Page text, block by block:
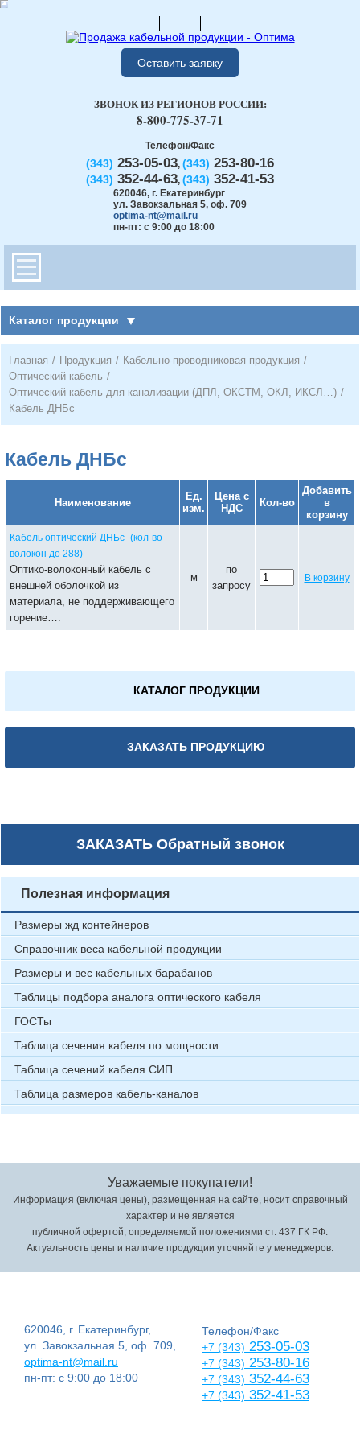
Оставить заявку
Телефон/Факс
(343) 253-05-03, (343) 253-80-16
(343) 352-44-63, (343) 352-41-53
620046, г. Екатеринбург
ул. Завокзальная 5, оф. 709
optima-nt@mail.ru
пн-пт: с 9:00 до 18:00
ЗВОНОК ИЗ РЕГИОНОВ РОССИИ:
8-800-775-37-71
Каталог продукции
Главная / Продукция / Кабельно-проводниковая продукция /
Оптический кабель /
Оптический кабель для канализации (ДПЛ, ОКСТМ, ОКЛ, ИКСЛ…) /
Кабель ДНБс
Кабель ДНБс
Наименование
Ед.
изм.
Цена с
НДС
Кол-во
Добавить
в
корзину
Кабель оптический ДНБс- (кол-во
волокон до 288)
Оптико-волоконный кабель с
внешней оболочкой из
материала, не поддерживающего
горение….
м
по
запросу
В корзину
КАТАЛОГ ПРОДУКЦИИ
ЗАКАЗАТЬ ПРОДУКЦИЮ
ЗАКАЗАТЬОбратный звонок
Полезная информация
Размеры жд контейнеров
Справочник веса кабельной продукции
Размеры и вес кабельных барабанов
Таблицы подбора аналога оптического кабеля
ГОСТы
Таблица сечения кабеля по мощности
Таблица сечений кабеля СИП
Таблица размеров кабель-каналов
Уважаемые покупатели!
Информация (включая цены), размещенная на сайте, носит справочный
характер и не является
публичной офертой, определяемой положениями ст. 437 ГК РФ.
Актуальность цены и наличие продукции уточняйте у менеджеров.
620046, г. Екатеринбург,
ул. Завокзальная 5, оф. 709,
optima-nt@mail.ru
пн-пт: с 9:00 до 18:00
Телефон/Факс
+7 (343) 253-05-03
+7 (343) 253-80-16
+7 (343) 352-44-63
+7 (343) 352-41-53